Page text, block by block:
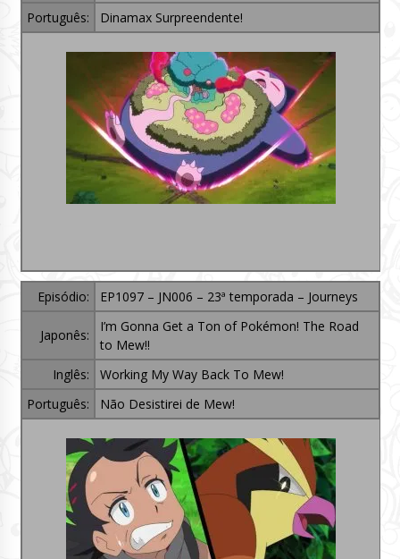
Português:
Dinamax Surpreendente!
Episódio: EP1097 – JN006 – 23ª temporada – Journeys
Japonês:
I’m Gonna Get a Ton of Pokémon! The Road
to Mew!!
Inglês:
Working My Way Back To Mew!
Português:
Não Desistirei de Mew!